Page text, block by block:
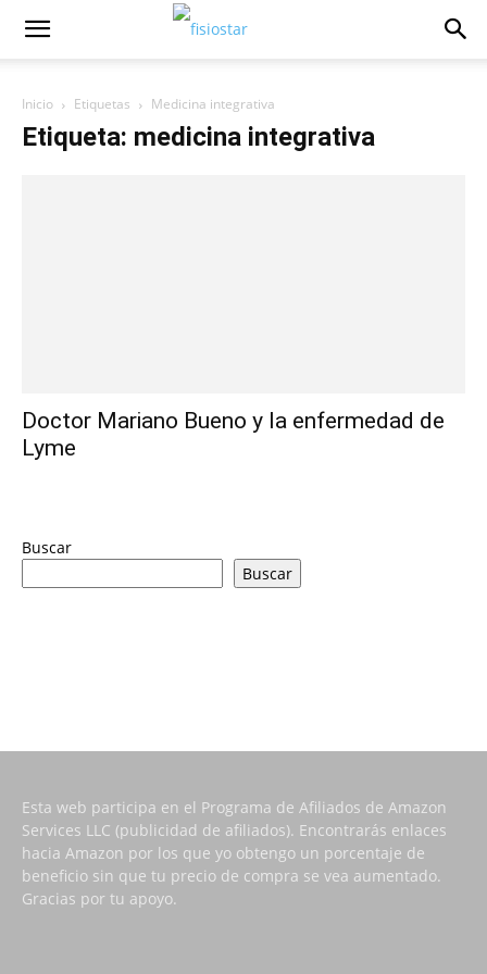
Inicio Etiquetas Medicina integrativa
Etiqueta: medicina integrativa
Doctor Mariano Bueno y la enfermedad de
Lyme
Buscar
Buscar
Esta web participa en el Programa de Afiliados de Amazon
Services LLC (publicidad de afiliados). Encontrarás enlaces
hacia Amazon por los que yo obtengo un porcentaje de
beneficio sin que tu precio de compra se vea aumentado.
Gracias por tu apoyo.